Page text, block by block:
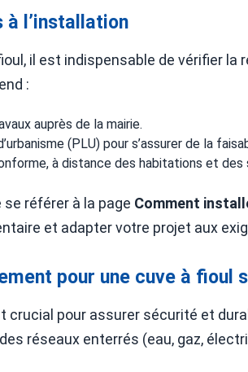
à l’installation
il est indispensable de vérifier
:
auprès de la mairie.
(PLU) pour s’assurer de la
à distance des habitations et des
référer à la page Comment
et adapter votre projet aux
pour une cuve à fioul
crucial pour assurer sécurité et
réseaux enterrés (eau, gaz,